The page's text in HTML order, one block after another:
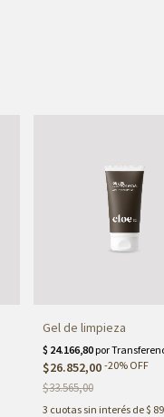
Gel de limpieza
$26.852,00 -20% OFF
$33.565,00
3 cuotas sin interés de$